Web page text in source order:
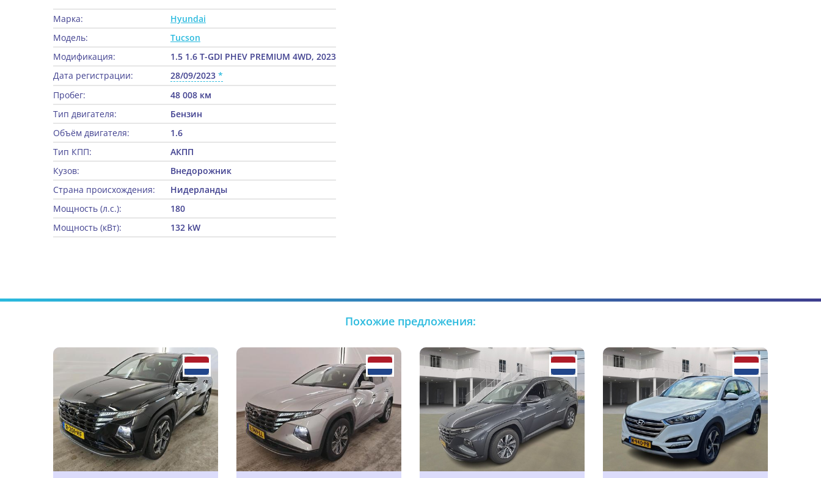
Марка:
Hyundai
Модель:
Tucson
Модификация:
1.5 1.6 T-GDI PHEV PREMIUM 4WD, 2023
Дата регистрации:
28/09/2023
Пробег:
48 008 км
Тип двигателя:
Бензин
Объём двигателя:
1.6
Тип КПП:
АКПП
Кузов:
Внедорожник
Страна происхождения:
Нидерланды
Мощность (л.с.):
180
Мощность (кВт):
132 kW
Похожие предложения: